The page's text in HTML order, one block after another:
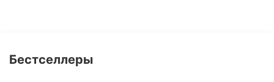
Бестселлеры